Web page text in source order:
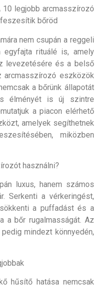
10 legjobb arcmasszírozó
bőröd
nem csupán a reggeli
rituálé is, amely
levezetésére és a belső
arcmasszírozó eszközök
a bőrünk állapotát
élményét is új szintre
a piacon elérhető
amelyek segíthetnek
miközben
használni?
luxus, hanem számos
Serkenti a vérkeringést,
a puffadást és a
a bőr rugalmasságát. Az
mindezt könnyedén,
hűsítő hatása nemcsak